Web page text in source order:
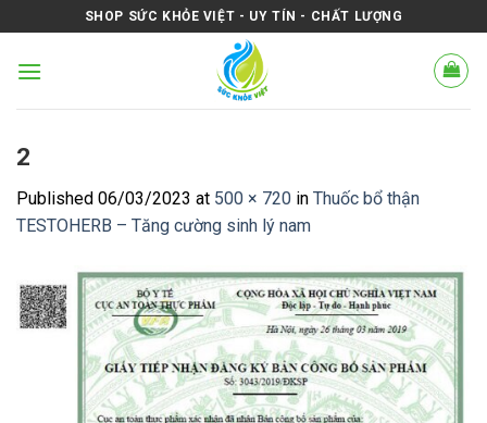
to
content
SHOP SỨC KHỎE VIỆT - UY TÍN - CHẤT LƯỢNG
2
Published 06/03/2023 at 500 × 720 in Thuốc bổ thận
TESTOHERB – Tăng cường sinh lý nam